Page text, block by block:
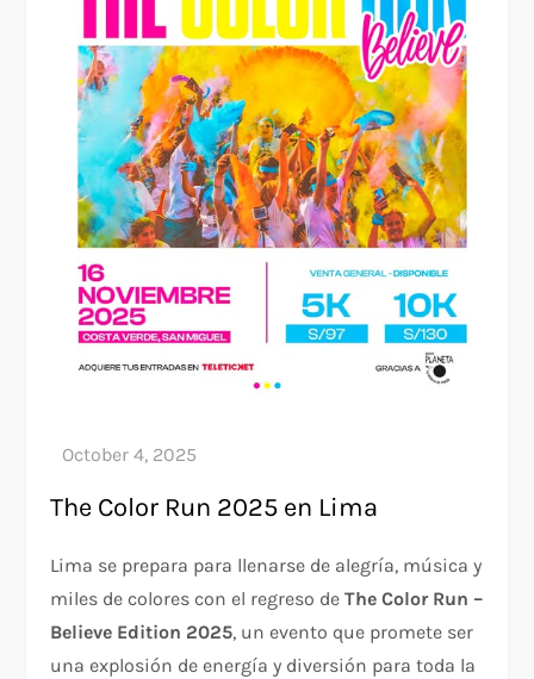
The Color Run 2025 en Lima
Lima se prepara para llenarse de alegría, música y
miles de colores con el regreso deThe Color Run –
Believe Edition 2025, un evento que promete ser
una explosión de energía y diversión para toda la